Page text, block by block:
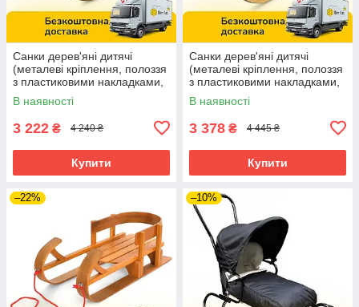
Санки дерев'яні дитячі
(металеві кріплення, полоззя
з пластиковими накладками,
складаються, 92х38х27см)
JSXQ-21G
В наявності
3 222 ₴ 4 240 ₴
Купити
Санки дерев'яні дитячі
(металеві кріплення, полоззя
з пластиковими накладками,
101,5х36,5х39см) JSXQ-21F
В наявності
3 378 ₴ 4 445 ₴
Купити
–22% –10%